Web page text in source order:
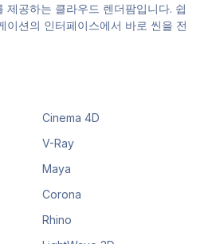
제공하는 클라우드 렌더팜입니다. 쉽
이션의 인터페이스에서 바로 씬을 전
Cinema 4D
V-Ray
Maya
Corona
Rhino